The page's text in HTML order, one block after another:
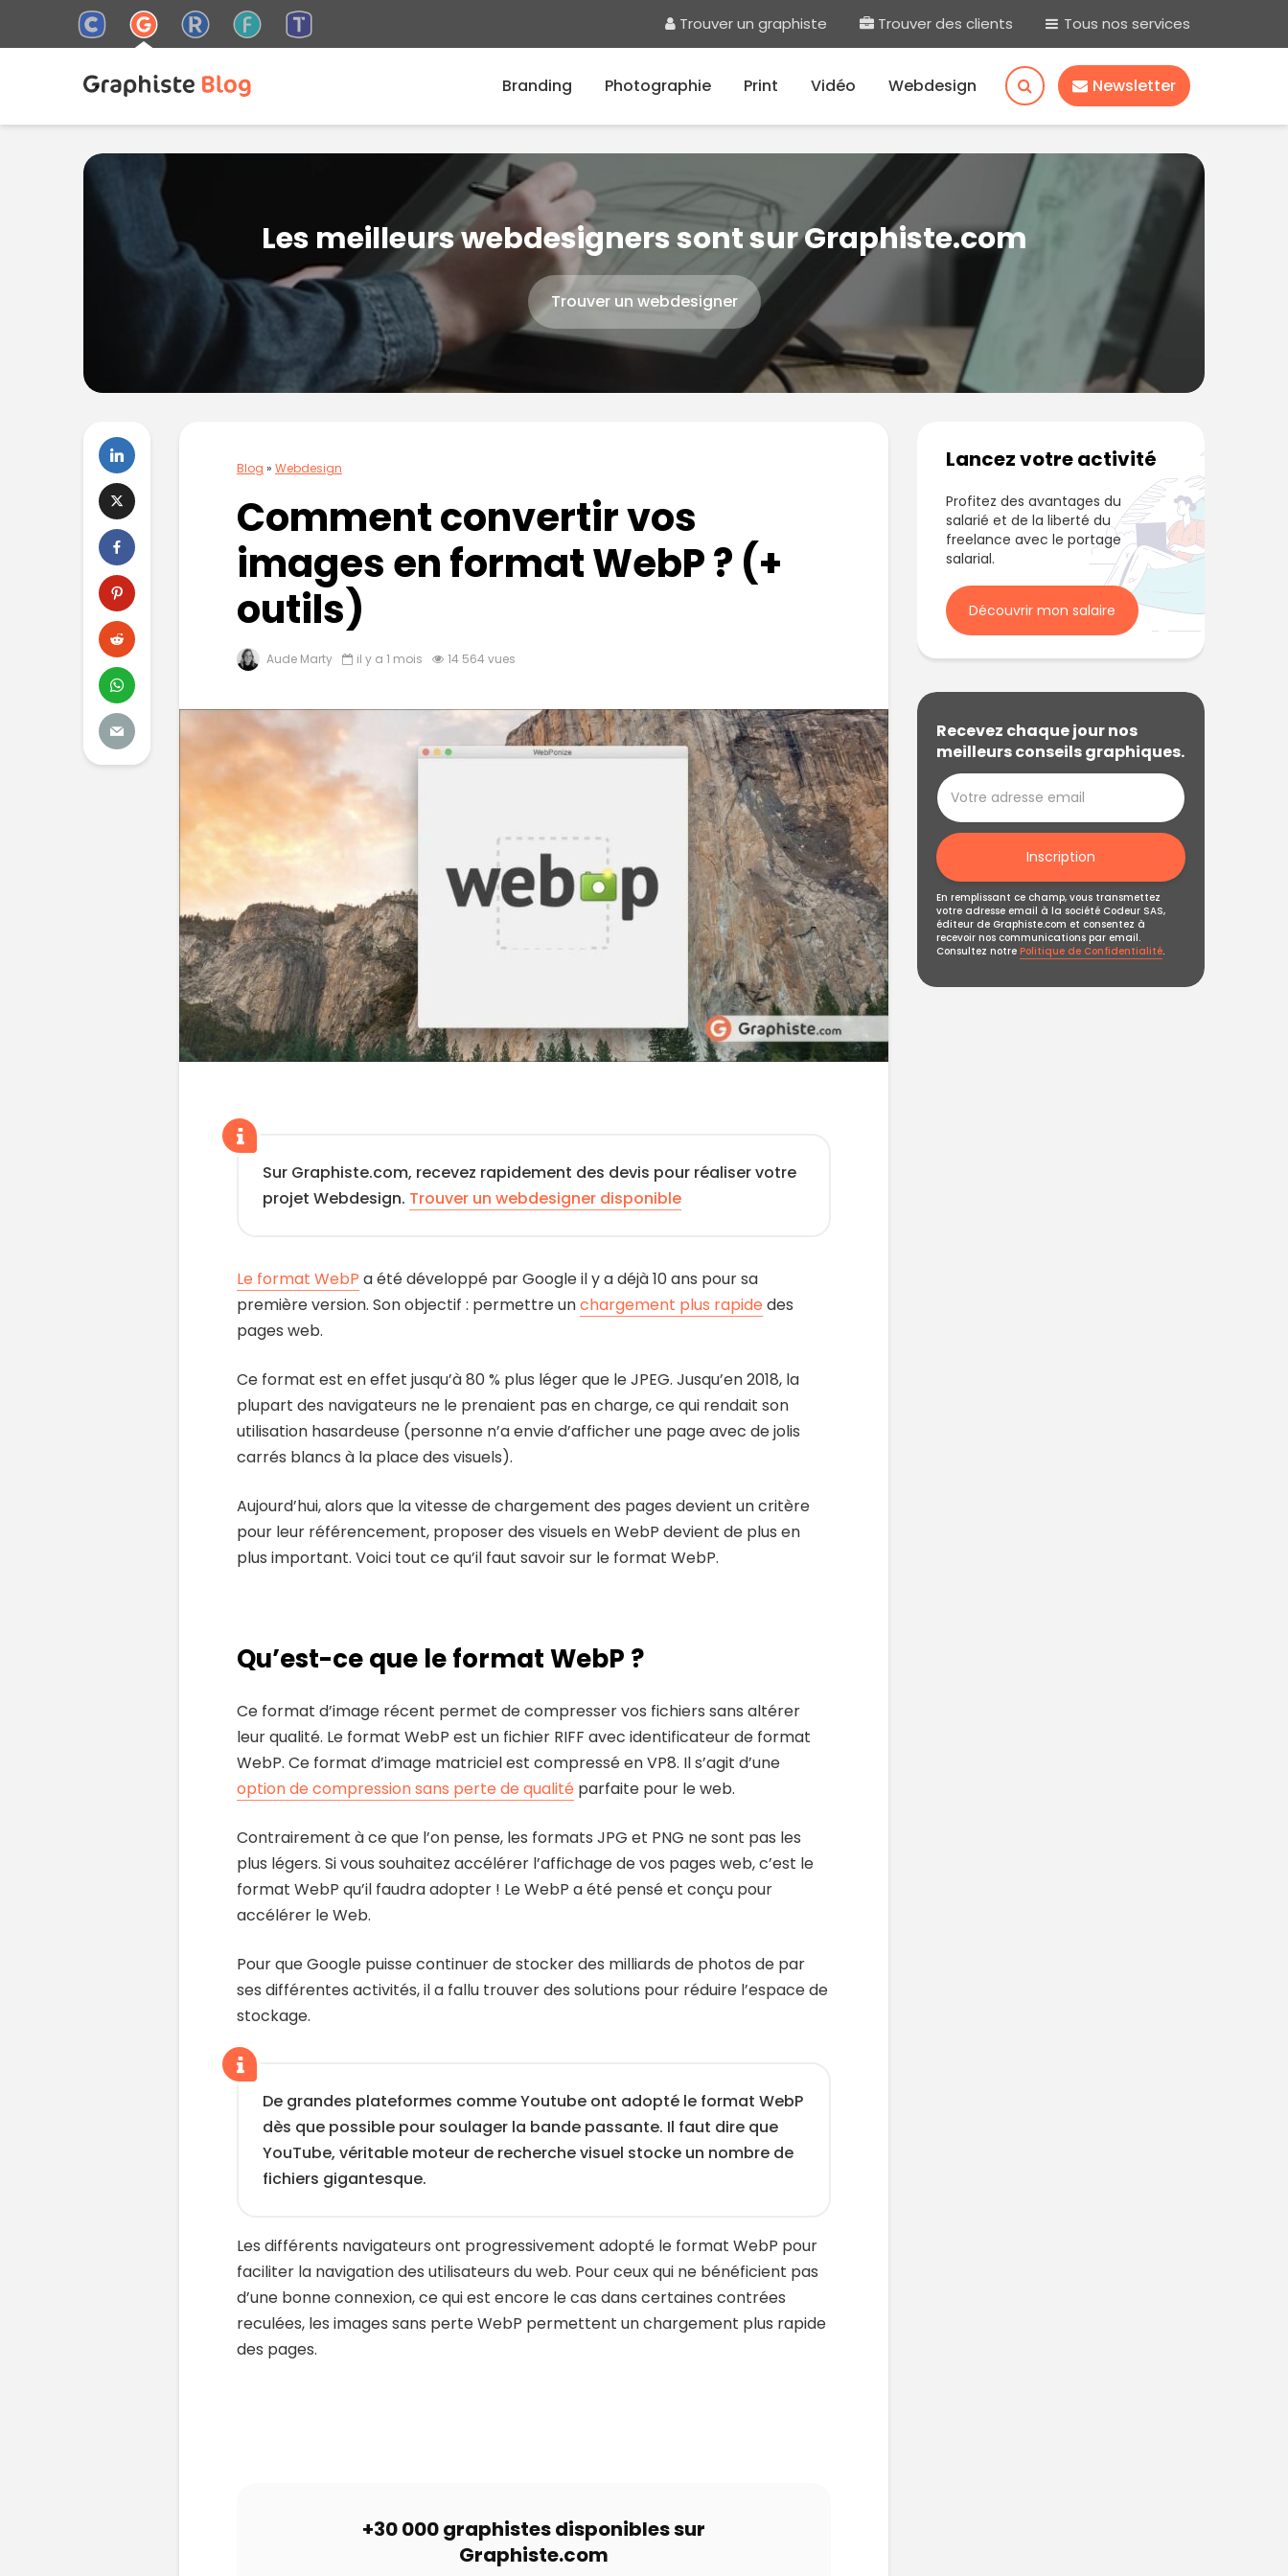
Trouver un graphiste Trouver des clients Tous nos services
Branding Photographie Print Vidéo Webdesign Newsletter
Les meilleurs webdesigners sont sur Graphiste.com
Trouver un webdesigner
Blog » Webdesign
Comment convertir vos
images en format WebP ? (+
outils)
Aude Marty il y a 1 mois 14 564 vues
Sur Graphiste.com, recevez rapidement des devis pour réaliser votre
projet Webdesign. Trouver un webdesigner disponible
Le format WebP a été développé par Google il y a déjà 10 ans pour sa
première version. Son objectif : permettre unchargement plus rapide des
pages web.
Ce format est en effet jusqu’à 80 % plus léger que le JPEG. Jusqu’en 2018, la
plupart des navigateurs ne le prenaient pas en charge, ce qui rendait son
utilisation hasardeuse (personne n’a envie d’afficher une page avec de jolis
carrés blancs à la place des visuels).
Aujourd’hui, alors que la vitesse de chargement des pages devient un critère
pour leur référencement, proposer des visuels en WebP devient de plus en
plus important. Voici tout ce qu’il faut savoir sur le format WebP.
Qu’est-ce que le format WebP ?
Ce format d’image récent permet de compresser vos fichiers sans altérer
leur qualité. Le format WebP est un fichier RIFF avec identificateur de format
WebP. Ce format d’image matriciel est compressé en VP8. Il s’agit d’une
option de compression sans perte de qualité parfaite pour le web.
Contrairement à ce que l’on pense, les formats JPG et PNG ne sont pas les
plus légers. Si vous souhaitez accélérer l’affichage de vos pages web, c’est le
format WebP qu’il faudra adopter ! Le WebP a été pensé et conçu pour
accélérer le Web.
Pour que Google puisse continuer de stocker des milliards de photos de par
ses différentes activités, il a fallu trouver des solutions pour réduire l’espace de
stockage.
De grandes plateformes comme Youtube ont adopté le format WebP
dès que possible pour soulager la bande passante. Il faut dire que
YouTube, véritable moteur de recherche visuel stocke un nombre de
fichiers gigantesque.
Les différents navigateurs ont progressivement adopté le format WebP pour
faciliter la navigation des utilisateurs du web. Pour ceux qui ne bénéficient pas
d’une bonne connexion, ce qui est encore le cas dans certaines contrées
reculées, les images sans perte WebP permettent un chargement plus rapide
des pages.
+30 000 graphistes disponibles sur
Graphiste.com
Lancez votre activité
Profitez des avantages du
salarié et de la liberté du
freelance avec le portage
salarial.
Découvrir mon salaire
Recevez chaque jour nos
meilleurs conseils graphiques.
Inscription
En remplissant ce champ, vous transmettez
votre adresse email à la société Codeur SAS,
éditeur de Graphiste.com et consentez à
recevoir nos communications par email.
Consultez notre Politique de Confidentialité.